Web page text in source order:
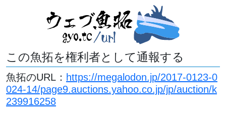
この魚拓を権利者として通報する
魚拓のURL： https://megalodon.jp/2017-0123-0
024-14/page9.auctions.yahoo.co.jp/jp/auction/k
239916258